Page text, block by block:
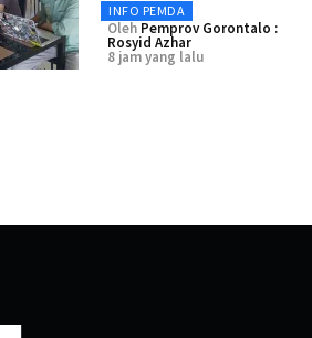
INFO PEMDA
Oleh Pemprov Gorontalo :
Rosyid Azhar
8 jam yang lalu